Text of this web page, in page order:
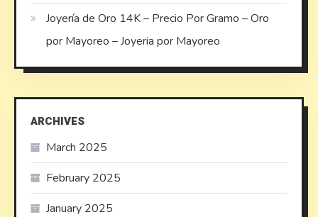
Joyería de Oro 14K – Precio Por Gramo – Oro
por Mayoreo – Joyeria por Mayoreo
ARCHIVES
March 2025
February 2025
January 2025